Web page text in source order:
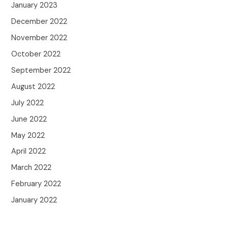
January 2023
December 2022
November 2022
October 2022
September 2022
August 2022
July 2022
June 2022
May 2022
April 2022
March 2022
February 2022
January 2022